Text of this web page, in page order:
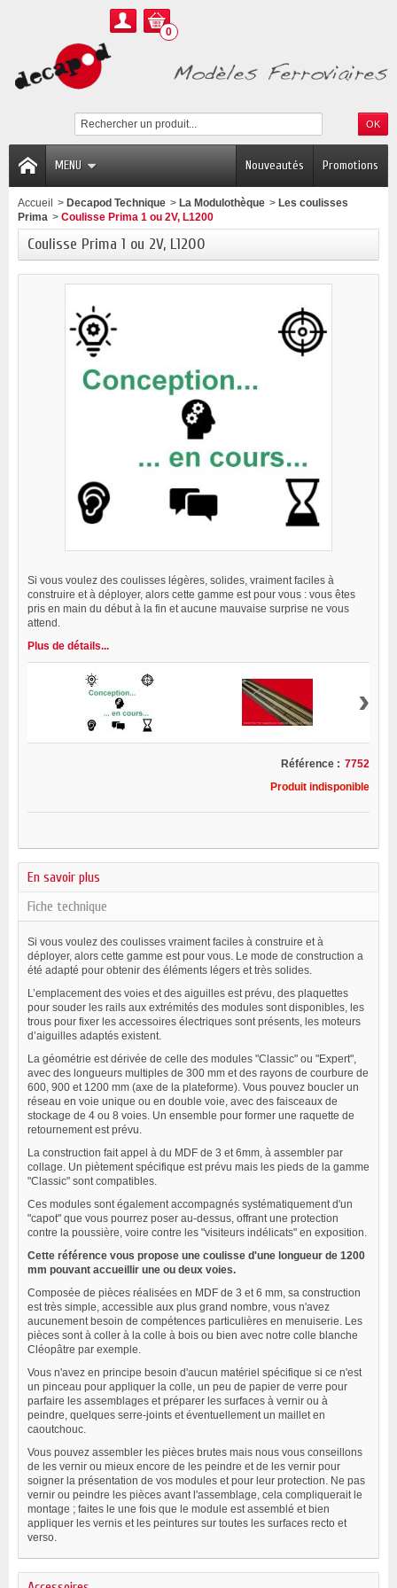
0
MENU Promotions
Nouveautés
Accueil > Decapod Technique > La Modulothèque > Les coulisses
Prima > Coulisse Prima 1 ou 2V, L1200
Coulisse Prima 1 ou 2V, L1200
Si vous voulez des coulisses légères, solides, vraiment faciles à
construire et à déployer, alors cette gamme est pour vous : vous êtes
pris en main du début à la fin et aucune mauvaise surprise ne vous
attend.
Plus de détails...
›
Référence : 7752
Produit indisponible
En savoir plus
Fiche technique
Si vous voulez des coulisses vraiment faciles à construire et à
déployer, alors cette gamme est pour vous. Le mode de construction a
été adapté pour obtenir des éléments légers et très solides.
L’emplacement des voies et des aiguilles est prévu, des plaquettes
pour souder les rails aux extrémités des modules sont disponibles, les
trous pour fixer les accessoires électriques sont présents, les moteurs
d’aiguilles adaptés existent.
La géométrie est dérivée de celle des modules "Classic" ou "Expert",
avec des longueurs multiples de 300 mm et des rayons de courbure de
600, 900 et 1200 mm (axe de la plateforme). Vous pouvez boucler un
réseau en voie unique ou en double voie, avec des faisceaux de
stockage de 4 ou 8 voies. Un ensemble pour former une raquette de
retournement est prévu.
La construction fait appel à du MDF de 3 et 6mm, à assembler par
collage. Un piètement spécifique est prévu mais les pieds de la gamme
"Classic" sont compatibles.
Ces modules sont également accompagnés systématiquement d'un
"capot" que vous pourrez poser au-dessus, offrant une protection
contre la poussière, voire contre les "visiteurs indélicats" en exposition.
Cette référence vous propose une coulisse d'une longueur de 1200
mm pouvant accueillir une ou deux voies.
Composée de pièces réalisées en MDF de 3 et 6 mm, sa construction
est très simple, accessible aux plus grand nombre, vous n'avez
aucunement besoin de compétences particulières en menuiserie. Les
pièces sont à coller à la colle à bois ou bien avec notre colle blanche
Cléopâtre par exemple.
Vous n'avez en principe besoin d'aucun matériel spécifique si ce n'est
un pinceau pour appliquer la colle, un peu de papier de verre pour
parfaire les assemblages et préparer les surfaces à vernir ou à
peindre, quelques serre-joints et éventuellement un maillet en
caoutchouc.
Vous pouvez assembler les pièces brutes mais nous vous conseillons
de les vernir ou mieux encore de les peindre et de les vernir pour
soigner la présentation de vos modules et pour leur protection. Ne pas
vernir ou peindre les pièces avant l'assemblage, cela compliquerait le
montage ; faites le une fois que le module est assemblé et bien
appliquer les vernis et les peintures sur toutes les surfaces recto et
verso.